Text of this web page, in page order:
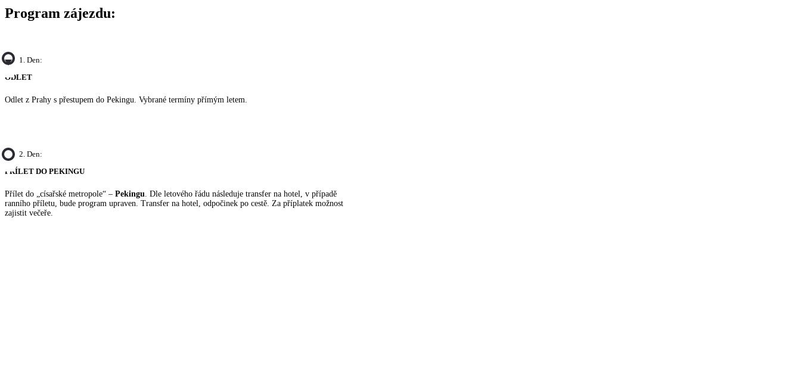
Program zájezdu:
1. Den:
ODLET
Odlet z Prahy s přestupem do Pekingu. Vybrané termíny přímým letem.
2. Den:
PŘÍLET DO PEKINGU
Přílet do „císařské metropole“ – Pekingu . Dle letového řádu následuje transfer na hotel, v případě
ranního příletu, bude program upraven. Transfer na hotel, odpočinek po cestě. Za příplatek možnost
zajistit večeře.